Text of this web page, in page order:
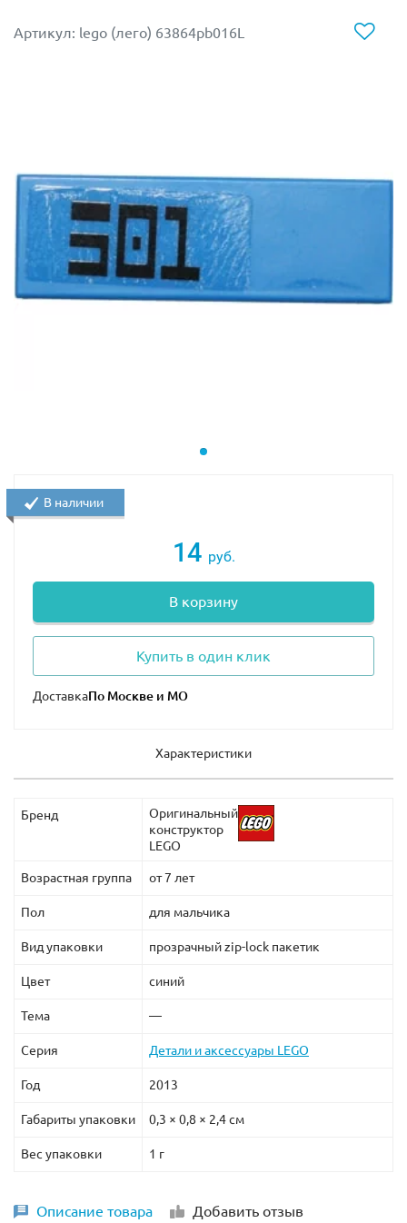
Артикул: lego (лего) 63864pb016L
14 руб.
В корзину
Купить в один клик
Доставка
В наличии
Характеристики
Бренд
Оригинальный
конструктор
LEGO
Возрастная группа от 7 лет
Пол для мальчика
Вид упаковки прозрачный zip-lock пакетик
Цвет синий
Тема —
Серия Детали и аксессуары LEGO
Год 2013
Габариты упаковки 0,3 × 0,8 × 2,4 см
Вес упаковки 1 г
Описание товара Добавить отзыв